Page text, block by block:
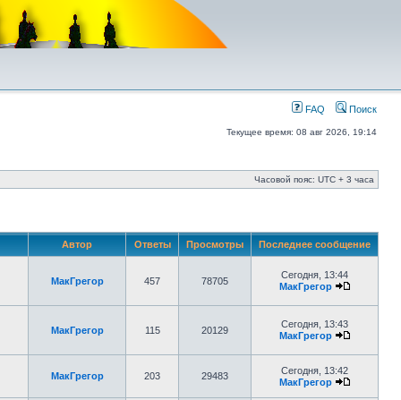
FAQ Поиск
Текущее время: 08 авг 2026, 19:14
Часовой пояс: UTC + 3 часа
Автор Ответы Просмотры Последнее сообщение
МакГрегор 457 78705
Сегодня, 13:44
МакГрегор
МакГрегор 115 20129
Сегодня, 13:43
МакГрегор
МакГрегор 203 29483
Сегодня, 13:42
МакГрегор